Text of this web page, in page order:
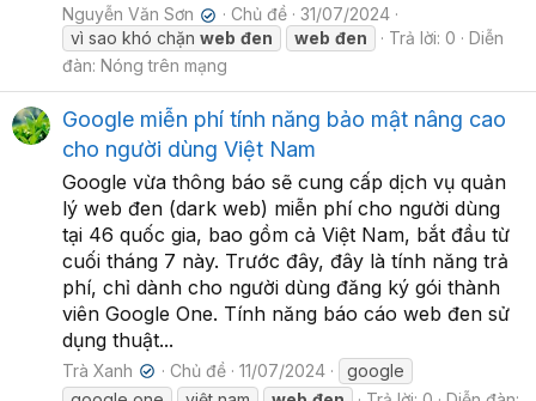
Nguyễn Văn Sơn ✔ Chủ đề
31/07/2024
vì sao khó chặn web đen web đen Trả lời: 0
Diễn
đàn: Nóng trên mạng
Google miễn phí tính năng bảo mật nâng cao
cho người dùng Việt Nam
Google vừa thông báo sẽ cung cấp dịch vụ quản
lý web đen (dark web) miễn phí cho người dùng
tại 46 quốc gia, bao gồm cả Việt Nam, bắt đầu từ
cuối tháng 7 này. Trước đây, đây là tính năng trả
phí, chỉ dành cho người dùng đăng ký gói thành
viên Google One. Tính năng báo cáo web đen sử
dụng thuật...
Trà Xanh ✔ Chủ đề 11/07/2024
google